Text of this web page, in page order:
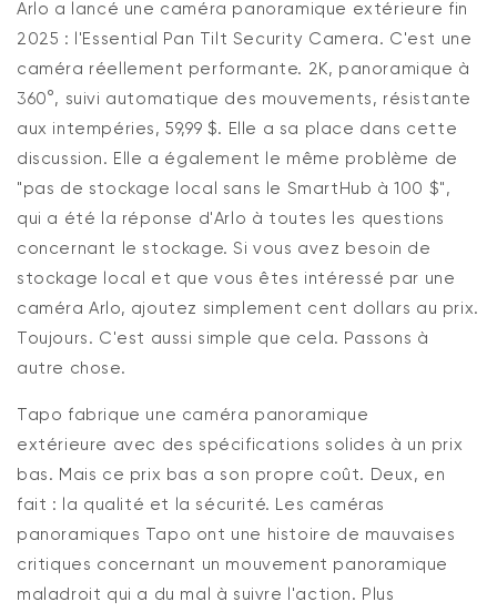
Arlo a lancé une caméra panoramique extérieure fin
2025 : l'Essential Pan Tilt Security Camera. C'est une
caméra réellement performante. 2K, panoramique à
360°, suivi automatique des mouvements, résistante
aux intempéries, 59,99 $. Elle a sa place dans cette
discussion. Elle a également le même problème de
"pas de stockage local sans le SmartHub à 100 $",
qui a été la réponse d'Arlo à toutes les questions
concernant le stockage. Si vous avez besoin de
stockage local et que vous êtes intéressé par une
caméra Arlo, ajoutez simplement cent dollars au prix.
Toujours. C'est aussi simple que cela. Passons à
autre chose.
Tapo fabrique une caméra panoramique
extérieure avec des spécifications solides à un prix
bas. Mais ce prix bas a son propre coût. Deux, en
fait : la qualité et la sécurité. Les caméras
panoramiques Tapo ont une histoire de mauvaises
critiques concernant un mouvement panoramique
maladroit qui a du mal à suivre l'action. Plus